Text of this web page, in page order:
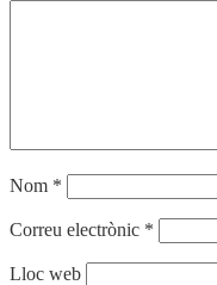
Nom *
Correu electrònic *
Lloc web